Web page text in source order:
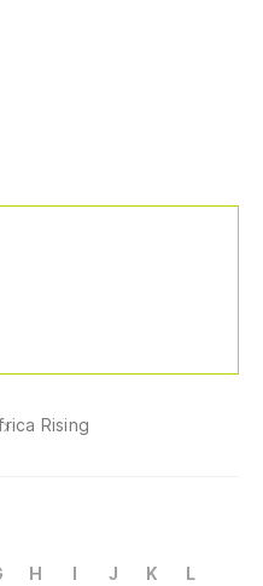
Rising
H I J K
L